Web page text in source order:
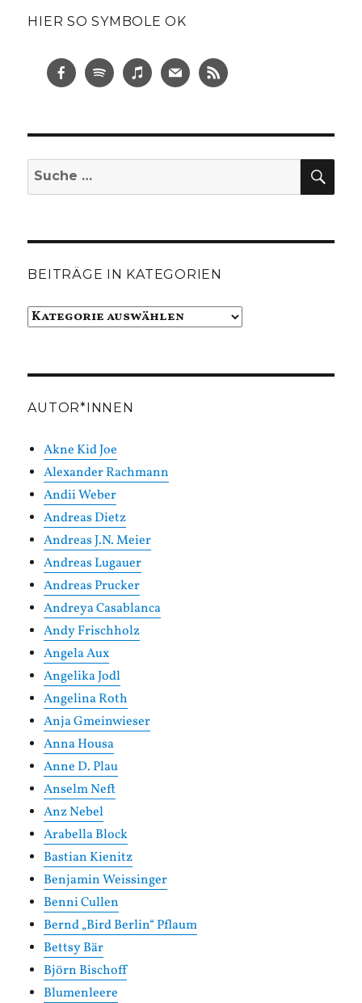
HIER SO SYMBOLE OK
Suche
nach:
BEITRÄGE IN KATEGORIEN
Beiträge
AUTOR*INNEN
Akne Kid Joe
Alexander Rachmann
Andii Weber
Andreas Dietz
Andreas J.N. Meier
Andreas Lugauer
Andreas Prucker
Andreya Casablanca
Andy Frischholz
Angela Aux
Angelika Jodl
Angelina Roth
Anja Gmeinwieser
Anna Housa
Anne D. Plau
Anselm Neft
Anz Nebel
Arabella Block
Bastian Kienitz
Benjamin Weissinger
Benni Cullen
Bernd „Bird Berlin“ Pflaum
Bettsy Bär
Björn Bischoff
Blumenleere